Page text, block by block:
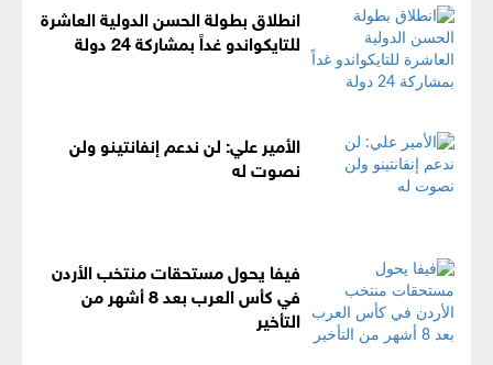
انطلاق بطولة الحسن الدولية العاشرة
للتايكواندو غداً بمشاركة 24 دولة
الأمير علي: لن ندعم إنفانتينو ولن
نصوت له
فيفا يحول مستحقات منتخب الأردن
في كأس العرب بعد 8 أشهر من
التأخير